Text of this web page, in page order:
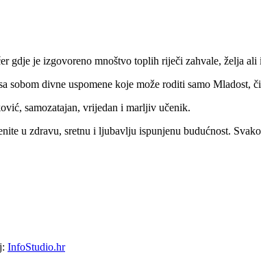
gdje je izgovoreno mnoštvo toplih riječi zahvale, želja ali
divne uspomene koje može roditi samo Mladost,
samozatajan, vrijedan i marljiv učenik.
u zdravu, sretnu i ljubavlju ispunjenu budućnost.
InfoStudio.hr